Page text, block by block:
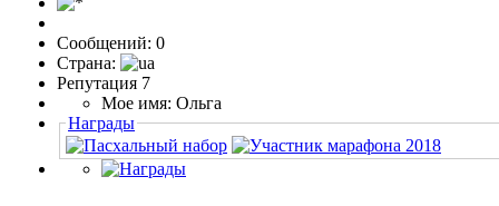
Сообщений: 0
Страна:
Репутация 7
Мое имя: Ольга
Награды